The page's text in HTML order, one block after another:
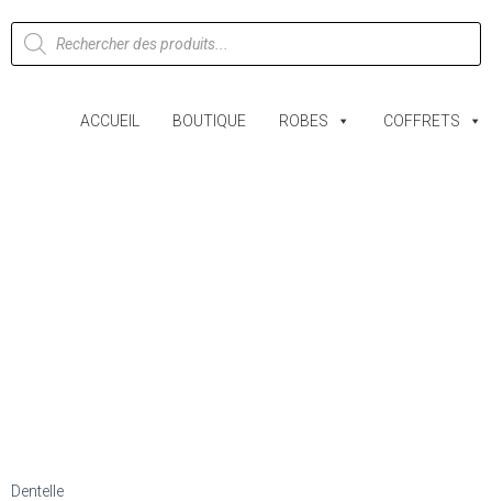
ACCUEIL BOUTIQUE ROBES COFFRETS
Dentelle